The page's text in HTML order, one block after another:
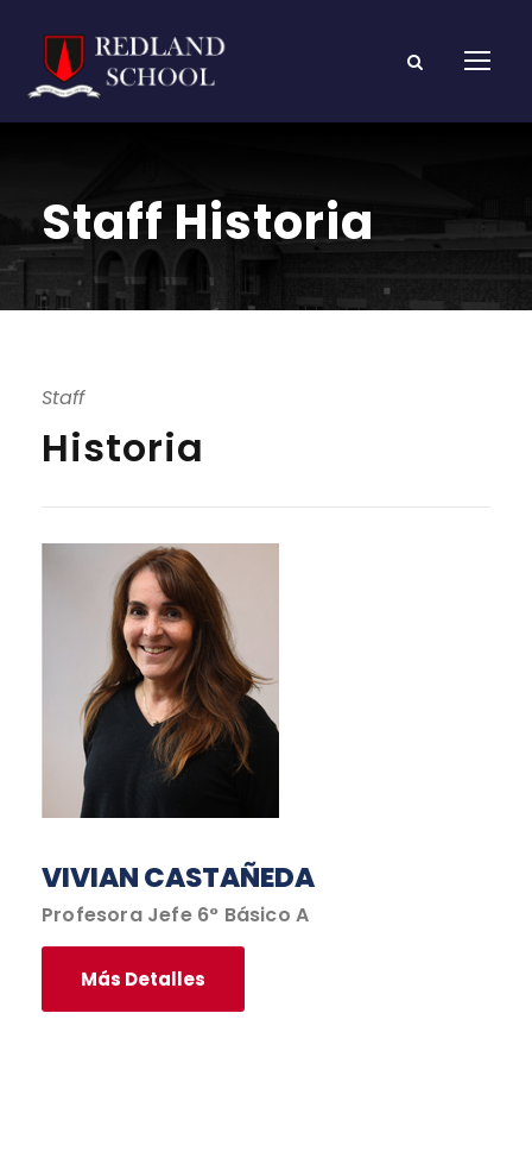
Staff Historia
Staff
Historia
VIVIAN CASTAÑEDA
Profesora Jefe 6° Básico A
Más Detalles